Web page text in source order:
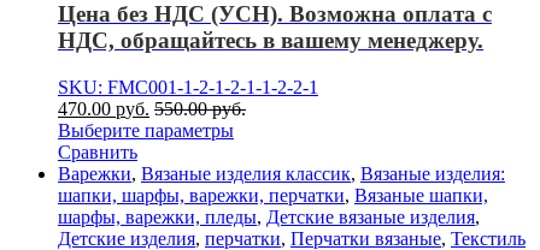
Цена без НДС (УСН). Возможна оплата с
НДС, обращайтесь в вашему менеджеру.
SKU: FMC001-1-2-1-2-1-1-2-2-1
470.00 руб. 550.00руб.
Выберите параметры
Сравнить
Варежки, Вязаные изделия классик, Вязаные изделия:
шапки, шарфы, варежки, перчатки, Вязаные шапки,
шарфы, варежки, пледы, Детские вязаные изделия,
Детские изделия, перчатки, Перчатки вязаные, Текстиль